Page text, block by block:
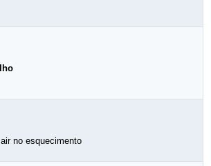
no esquecimento